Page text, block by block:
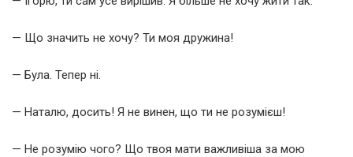
— Що значить не хочу? Ти моя дружина!
— Була. Тепер ні.
— Наталю, досить! Я не винен, що ти не розумієш!
— Не розумію чого? Що твоя мати важливіша за мою